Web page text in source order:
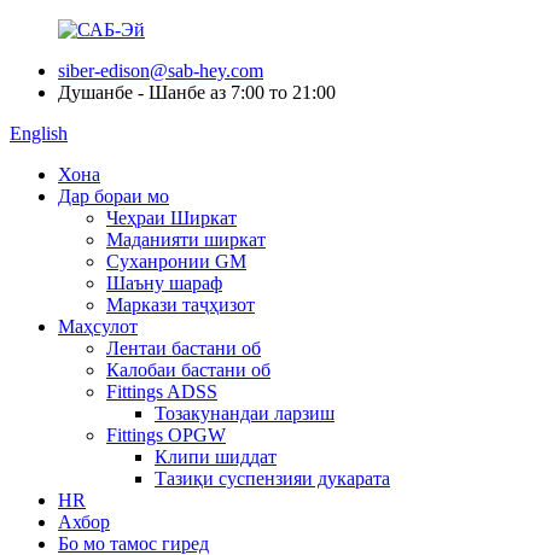
siber-edison@sab-hey.com
Душанбе - Шанбе аз 7:00 то 21:00
English
Хона
Дар бораи мо
Чеҳраи Ширкат
Маданияти ширкат
Суханронии GM
Шаъну шараф
Маркази таҷҳизот
Маҳсулот
Лентаи бастани об
Калобаи бастани об
Fittings ADSS
Тозакунандаи ларзиш
Fittings OPGW
Клипи шиддат
Тазиқи суспензияи дукарата
HR
Ахбор
Бо мо тамос гиред